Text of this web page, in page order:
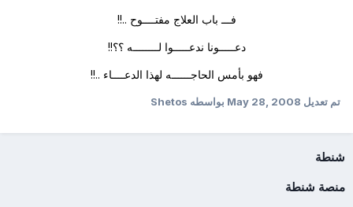
فـــ باب العلاج مفتــــوح ..!!
دعـــــونا ندعـــــوا لــــــــه ؟؟!!
فهو بأمس الحاجــــــه لهذا الدعــــاء ..!!
تم تعديلMay 28, 2008بواسطه Shetos
شنطة
منصة شنطة